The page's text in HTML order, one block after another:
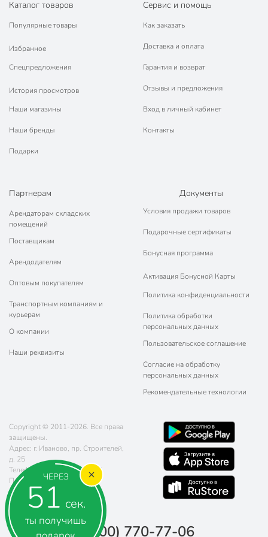
ЧЕРЕЗ
50 сек.
ты получишь
Каталог товаров
Популярные товары
Избранное
Спецпредложения
История просмотров
Наши магазины
Наши бренды
Подарки
Сервис и помощь
Как заказать
Доставка и оплата
Гарантия и возврат
Отзывы и предложения
Вход в личный кабинет
Контакты
Партнерам
Арендаторам складских
помещений
Поставщикам
Арендодателям
Оптовым покупателям
Транспортным компаниям и
курьерам
О компании
Наши реквизиты
Документы
Условия продажи товаров
Подарочные сертификаты
Бонусная программа
Активация Бонусной Карты
Политика конфиденциальности
Политика обработки
персональных данных
Пользовательское соглашение
Согласие на обработку
персональных данных
Рекомендательные технологии
Copyright © 2011-2026. Все права
защищены.
Адрес: г. Иваново, пр. Строителей,
д. 25
Телефон:
8 (800) 770-77-06
Почта:
sales@poryadok.ru
8 (800) 770-77-06